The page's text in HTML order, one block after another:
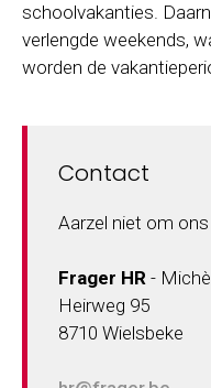
schoolvakanties.
verlengde weekends,
worden de
Contact
Aarzel niet om
Frager HR -
Heirweg 95
8710 Wielsbeke